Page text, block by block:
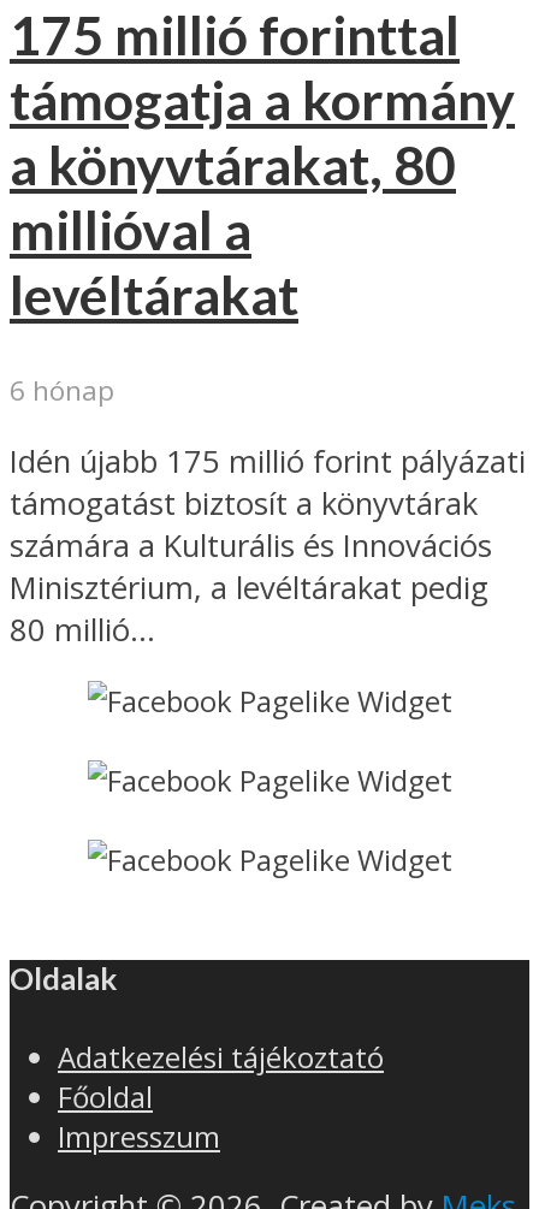
175 millió forinttal
támogatja a kormány
a könyvtárakat, 80
millióval a
levéltárakat
6 hónap
Idén újabb 175 millió forint pályázati
támogatást biztosít a könyvtárak
számára a Kulturális és Innovációs
Minisztérium, a levéltárakat pedig
80 millió...
Oldalak
Adatkezelési tájékoztató
Főoldal
Impresszum